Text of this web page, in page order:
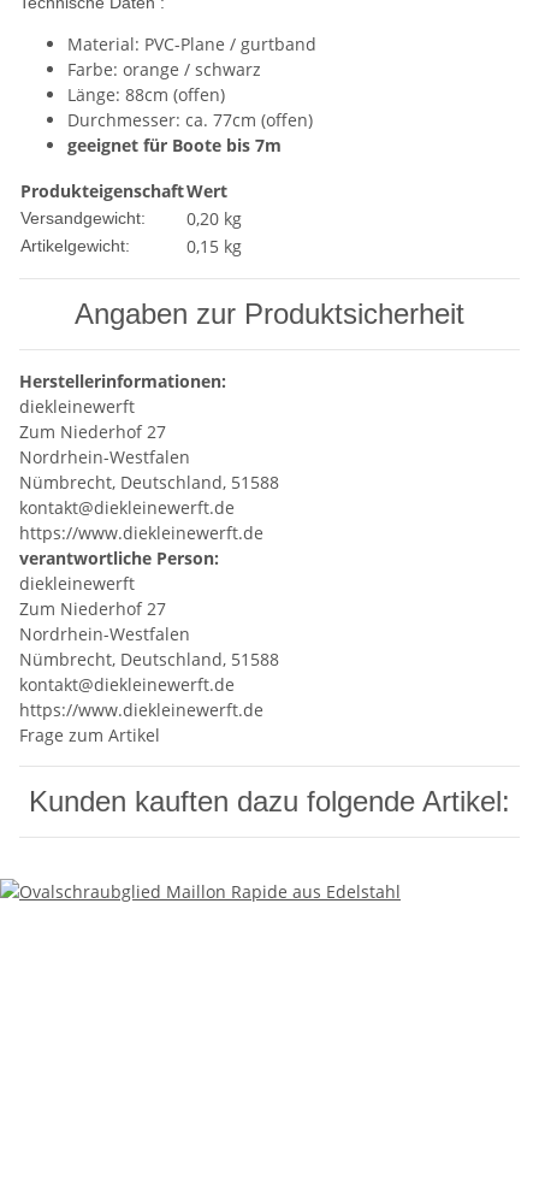
Material: PVC-Plane / gurtband
Farbe: orange / schwarz
Länge: 88cm (offen)
Durchmesser: ca. 77cm (offen)
geeignet für Boote bis 7m
ProdukteigenschaftWert
Versandgewicht: 0,20 kg
Artikelgewicht: 0,15 kg
Angaben zur Produktsicherheit
Herstellerinformationen:
diekleinewerft
Zum Niederhof 27
Nordrhein-Westfalen
Nümbrecht, Deutschland, 51588
kontakt@diekleinewerft.de
https://www.diekleinewerft.de
verantwortliche Person:
diekleinewerft
Zum Niederhof 27
Nordrhein-Westfalen
Nümbrecht, Deutschland, 51588
kontakt@diekleinewerft.de
https://www.diekleinewerft.de
Frage zum Artikel
Kunden kauften dazu folgende Artikel: